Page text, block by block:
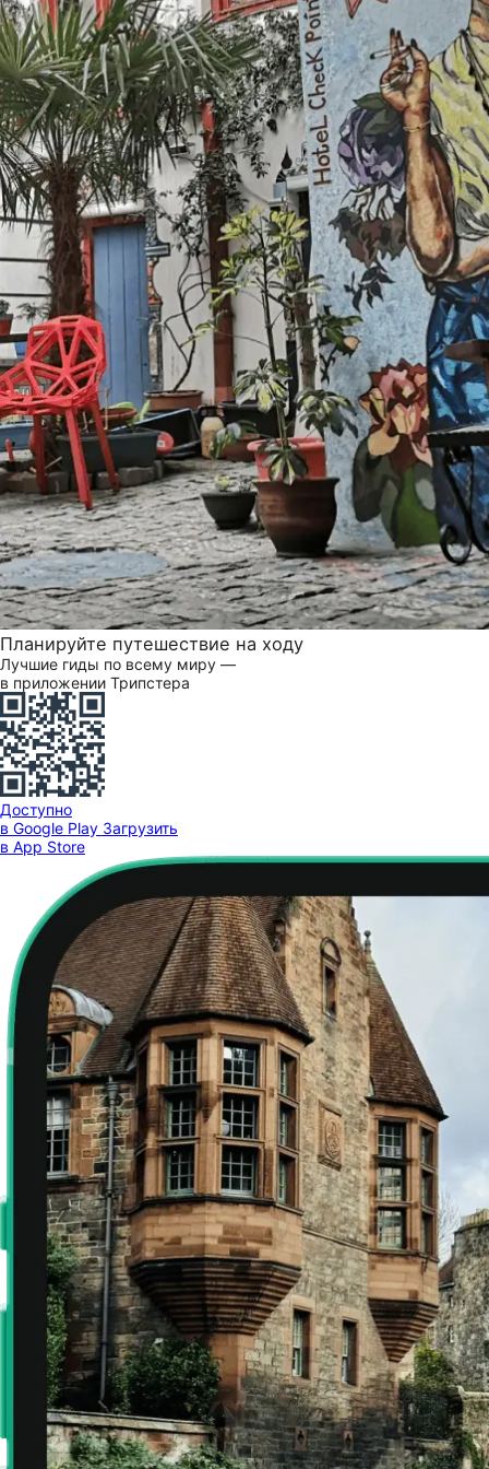
Планируйте путешествие на ходу
Лучшие гиды по всему миру —
в приложении Трипстера
Доступно
в Google Play Загрузить
в App Store